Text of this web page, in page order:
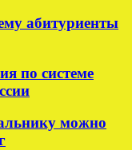
абитуриенты
по системе
можно